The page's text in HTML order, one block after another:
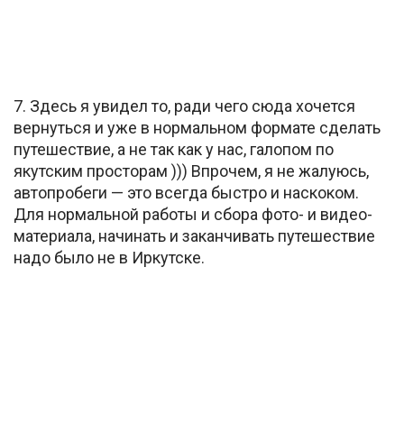
7. Здесь я увидел то, ради чего сюда хочется
вернуться и уже в нормальном формате сделать
путешествие, а не так как у нас, галопом по
якутским просторам ))) Впрочем, я не жалуюсь,
автопробеги — это всегда быстро и наскоком.
Для нормальной работы и сбора фото- и видео-
материала, начинать и заканчивать путешествие
надо было не в Иркутске.